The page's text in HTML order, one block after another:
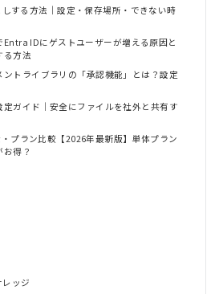
する方法｜設定・保存場所・できない時
IDにゲストユーザーが増える原因と
る方法
ントライブラリの「承認機能」とは？設定
ガイド｜安全にファイルを社外と共有す
プラン比較【2026年最新版】単体プラン
得？
ッジ